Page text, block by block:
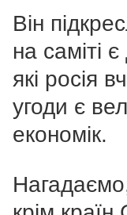
Він
на саміті
які росія
угоди є
економік.